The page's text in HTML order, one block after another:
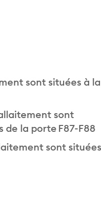
sont situées à la
sont
de la porte F87-F88
sont situées